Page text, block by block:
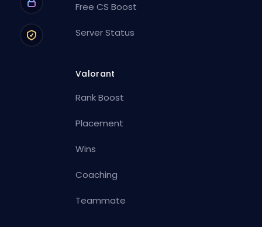
Free CS Boost
Server Status
Valorant
Rank Boost
Placement
Wins
Coaching
Teammate